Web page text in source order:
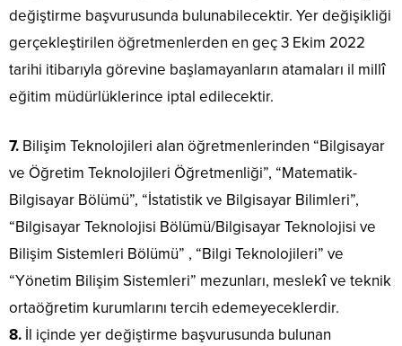
değiştirme başvurusunda bulunabilecektir. Yer değişikliği
gerçekleştirilen öğretmenlerden en geç 3 Ekim 2022
tarihi itibarıyla görevine başlamayanların atamaları il millî
eğitim müdürlüklerince iptal edilecektir.
7. Bilişim Teknolojileri alan öğretmenlerinden “Bilgisayar
ve Öğretim Teknolojileri Öğretmenliği”, “Matematik-
Bilgisayar Bölümü”, “İstatistik ve Bilgisayar Bilimleri”,
“Bilgisayar Teknolojisi Bölümü/Bilgisayar Teknolojisi ve
Bilişim Sistemleri Bölümü” , “Bilgi Teknolojileri” ve
“Yönetim Bilişim Sistemleri” mezunları, meslekî ve teknik
ortaöğretim kurumlarını tercih edemeyeceklerdir.
8. İl içinde yer değiştirme başvurusunda bulunan